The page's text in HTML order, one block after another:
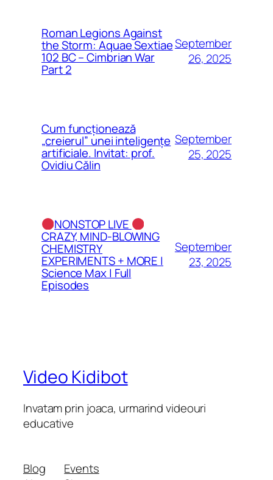
Roman Legions Against
the Storm: Aquae Sextiae
102 BC – Cimbrian War
Part 2
September
26, 2025
Cum funcționează
„creierul” unei inteligențe
artificiale. Invitat: prof.
Ovidiu Călin
September
25, 2025
NONSTOP LIVE
CRAZY, MIND-BLOWING
CHEMISTRY
EXPERIMENTS + MORE |
Science Max | Full
Episodes
September
23, 2025
Video Kidibot
Invatam prin joaca, urmarind videouri
educative
Blog
Events